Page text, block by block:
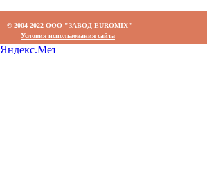
© 2004-2022 ООО "ЗАВОД EUROMIX"
Условия использования сайта